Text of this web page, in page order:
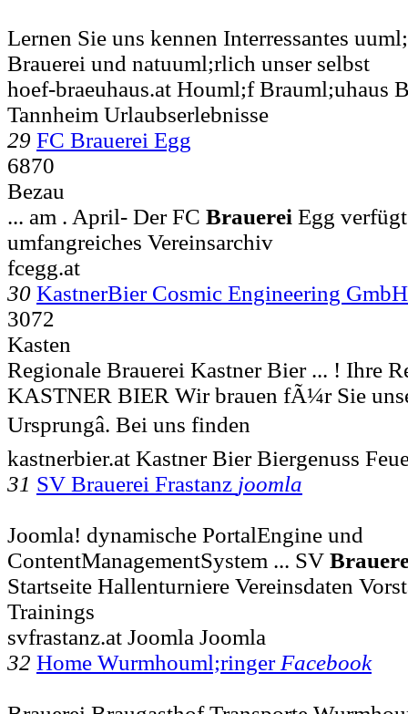
Lernen Sie uns kennen Interressantes
Brauerei und natuuml;rlich unser selbst
hoef-braeuhaus.at Houml;f Brauml;uhaus
Tannheim Urlaubserlebnisse
29 FC Brauerei Egg
6870
Bezau
... am . April- Der FC Brauerei Egg
umfangreiches Vereinsarchiv
fcegg.at
30 KastnerBier Cosmic Engineering GmbH
3072
Kasten
Regionale Brauerei Kastner Bier ... ! Ihre
KASTNER BIER Wir brauen fÃ¼r Sie
Ursprungâ. Bei uns finden
kastnerbier.at Kastner Bier Biergenuss
31 SV Brauerei Frastanz joomla
Joomla! dynamische PortalEngine und
ContentManagementSystem ... SV
Startseite Hallenturniere Vereinsdaten
Trainings
svfrastanz.at Joomla Joomla
32 Home Wurmhouml;ringer Facebook